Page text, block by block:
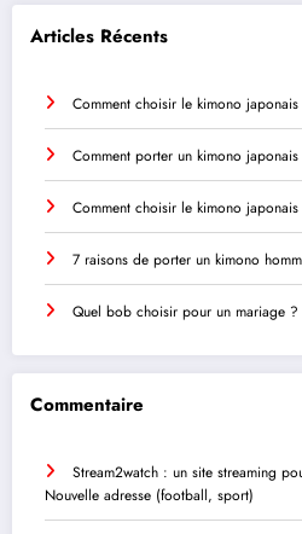
Articles Récents
Comment choisir le kimono japonais
Comment porter un kimono
Comment choisir le kimono
7 raisons de porter un kimono
Quel bob choisir pour un mariage ?
Commentaire
Stream2watch : un site streaming
Nouvelle adresse (football, sport)